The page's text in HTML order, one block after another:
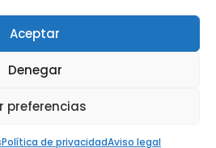
Aceptar
Denegar
preferencias
Política de privacidadAviso legal
1 2 Siguiente
de privacidad
derechos reservados.